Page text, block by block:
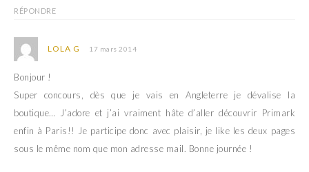
RÉPONDRE
LOLA G 17 mars 2014
Bonjour !
Super concours, dès que je vais en Angleterre je dévalise la
boutique… J’adore et j’ai vraiment hâte d’aller découvrir Primark
enfin à Paris!! Je participe donc avec plaisir, je like les deux pages
sous le même nom que mon adresse mail. Bonne journée !